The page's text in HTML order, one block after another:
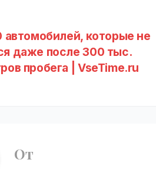
автомобилей, которые не
даже после 300 тыс.
пробега | VseTime.ru
От